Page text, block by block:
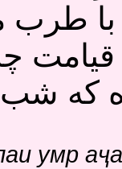
طرب
که شب
умр